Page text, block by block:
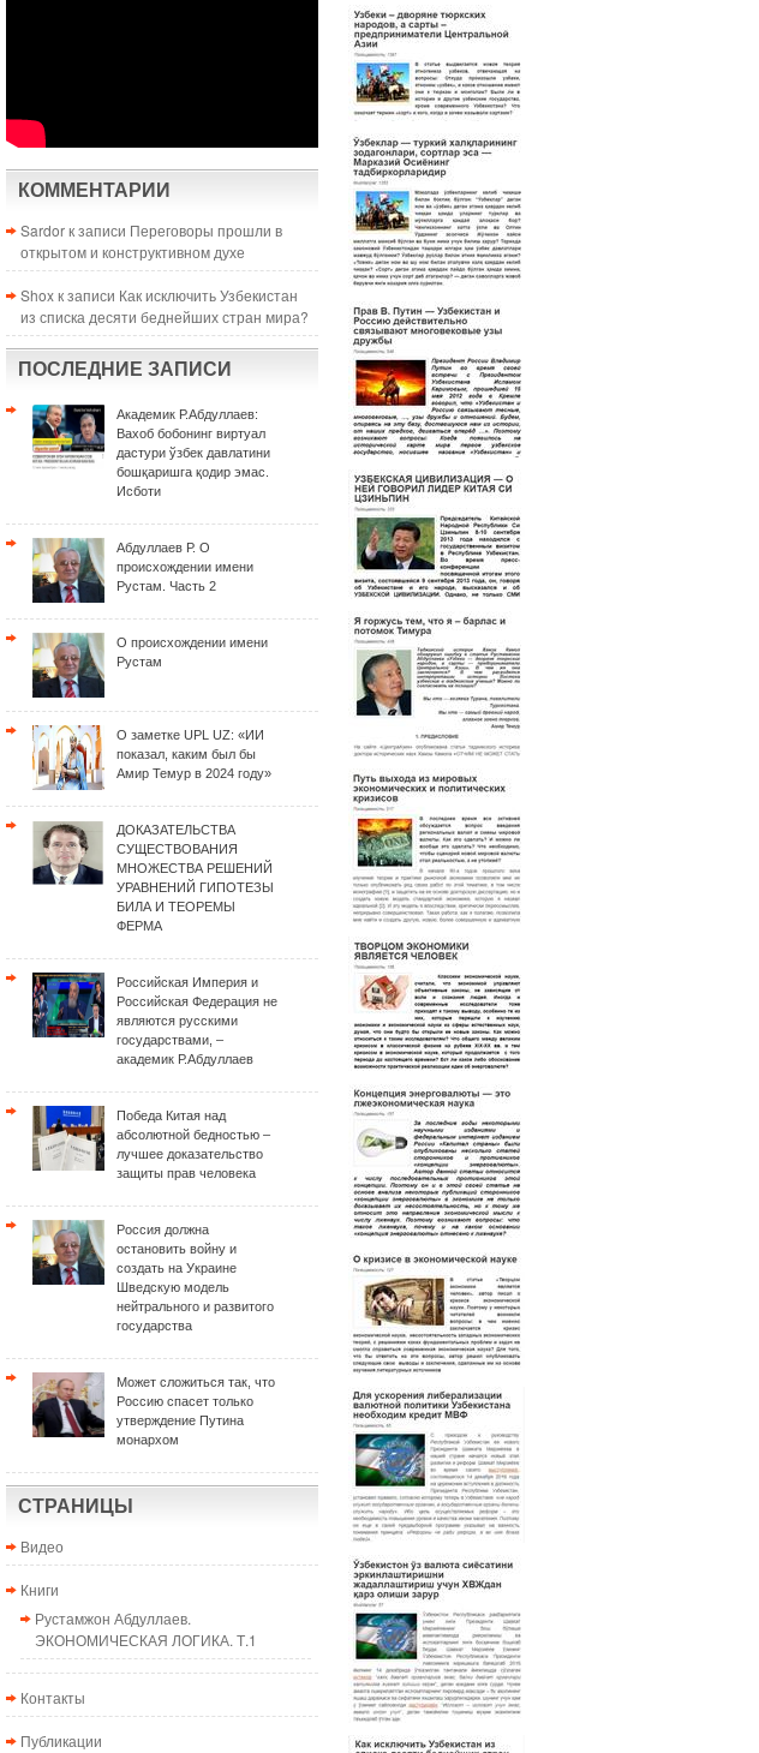
КОММЕНТАРИИ
Sardor к записи Переговоры прошли в
открытом и конструктивном духе
Shox к записи Как исключить Узбекистан
из списка десяти беднейших стран мира?
ПОСЛЕДНИЕ ЗАПИСИ
Академик Р.Абдуллаев:
Вахоб бобонинг виртуал
дастури ўзбек давлатини
бошқаришга қодир эмас.
Исботи
Абдуллаев Р. О
происхождении имени
Рустам. Часть 2
О происхождении имени
Рустам
О заметке UPL UZ: «ИИ
показал, каким был бы
Амир Темур в 2024 году»
ДОКАЗАТЕЛЬСТВА
СУЩЕСТВОВАНИЯ
МНОЖЕСТВА РЕШЕНИЙ
УРАВНЕНИЙ ГИПОТЕЗЫ
БИЛА И ТЕОРЕМЫ
ФЕРМА
Российская Империя и
Российская Федерация не
являются русскими
государствами, –
академик Р.Абдуллаев
Победа Китая над
абсолютной бедностью –
лучшее доказательство
защиты прав человека
Россия должна
остановить войну и
создать на Украине
Шведскую модель
нейтрального и развитого
государства
Может сложиться так, что
Россию спасет только
утверждение Путина
монархом
СТРАНИЦЫ
Видео
Книги
Рустамжон Абдуллаев.
ЭКОНОМИЧЕСКАЯ ЛОГИКА. Т.1
Контакты
Публикации